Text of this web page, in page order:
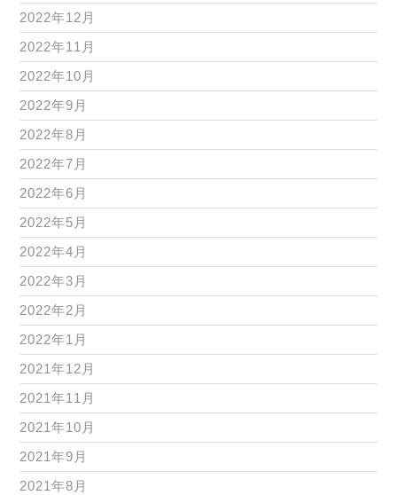
2022年12月
2022年11月
2022年10月
2022年9月
2022年8月
2022年7月
2022年6月
2022年5月
2022年4月
2022年3月
2022年2月
2022年1月
2021年12月
2021年11月
2021年10月
2021年9月
2021年8月